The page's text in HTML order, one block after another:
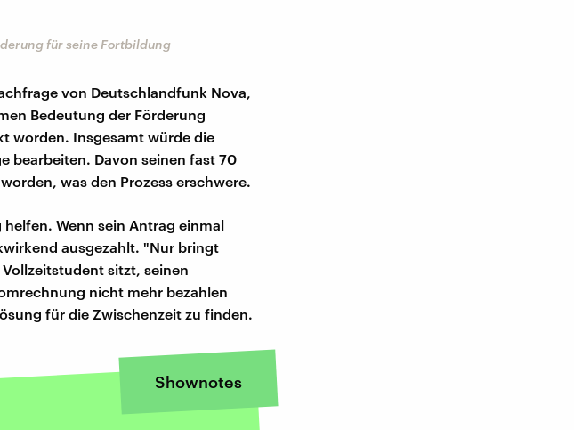
für seine Fortbildung
von Deutschlandfunk Nova,
Bedeutung der Förderung
worden. Insgesamt würde die
bearbeiten. Davon seinen fast 70
was den Prozess erschwere.
Wenn sein Antrag einmal
ausgezahlt. "Nur bringt
sitzt, seinen
nicht mehr bezahlen
für die Zwischenzeit zu finden.
Shownotes